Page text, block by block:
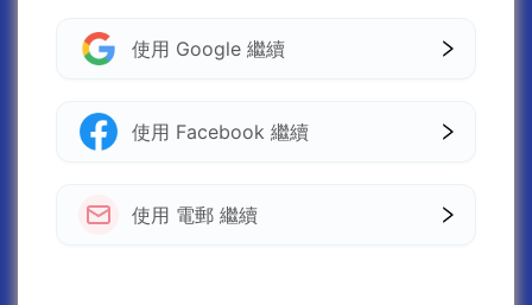
使用 Google 繼續
使用 Facebook 繼續
使用 電郵 繼續